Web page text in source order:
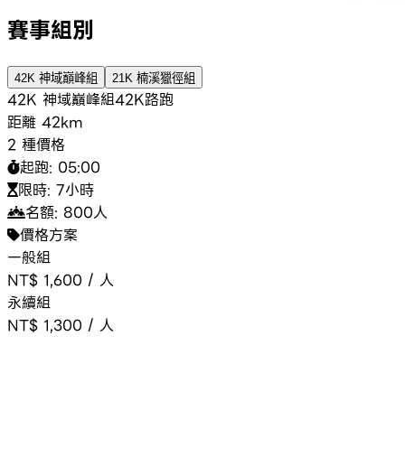
賽事組別
42K 神域巔峰組 21K 楠溪獵徑組
42K 神域巔峰組42K路跑
距離 42km
2 種價格
起跑: 05:00
限時: 7小時
名額: 800人
價格方案
一般組
NT$ 1,600 / 人
永續組
NT$ 1,300 / 人